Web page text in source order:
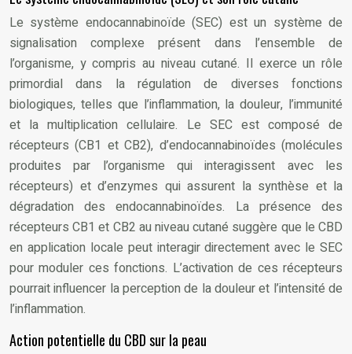
Le système endocannabinoïde (SEC) est un système de
signalisation complexe présent dans l’ensemble de
l’organisme, y compris au niveau cutané. Il exerce un rôle
primordial dans la régulation de diverses fonctions
biologiques, telles que l’inflammation, la douleur, l’immunité
et la multiplication cellulaire. Le SEC est composé de
récepteurs (CB1 et CB2), d’endocannabinoïdes (molécules
produites par l’organisme qui interagissent avec les
récepteurs) et d’enzymes qui assurent la synthèse et la
dégradation des endocannabinoïdes. La présence des
récepteurs CB1 et CB2 au niveau cutané suggère que le CBD
en application locale peut interagir directement avec le SEC
pour moduler ces fonctions. L’activation de ces récepteurs
pourrait influencer la perception de la douleur et l’intensité de
l’inflammation.
Action potentielle du CBD sur la peau